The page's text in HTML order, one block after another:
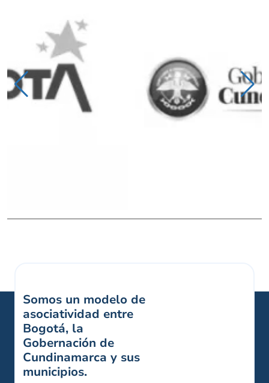
Somos un modelo de
asociatividad entre
Bogotá, la
Gobernación de
Cundinamarca y sus
municipios.